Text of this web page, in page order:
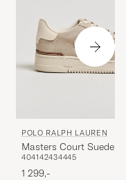
POLO RALPH LAUREN
Masters Court Suede/
Sneakers Milkshake
404142434445
1 299,-